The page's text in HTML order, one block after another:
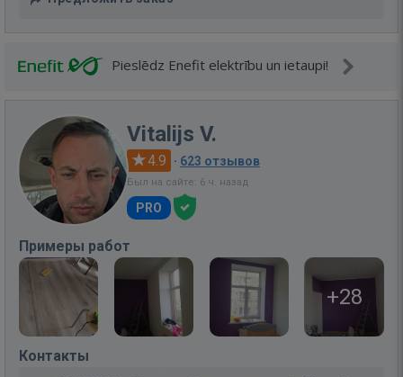
Pieslēdz Enefit elektrību un ietaupi!
Vitalijs V.
4.9 · 623 отзывов
Был на сайте: 6 ч. назад
PRO
Примеры работ
+28
Контакты